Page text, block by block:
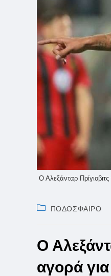
Ο Αλεξάνταρ
PostΠΟΔΟΣΦΑΙΡΟ
Ο
αγορά